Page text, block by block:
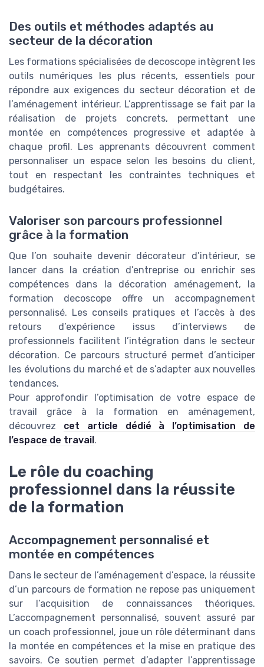
Des outils et méthodes adaptés au
secteur de la décoration
Les formations spécialisées de decoscope intègrent les
outils numériques les plus récents, essentiels pour
répondre aux exigences du secteur décoration et de
l’aménagement intérieur. L’apprentissage se fait par la
réalisation de projets concrets, permettant une
montée en compétences progressive et adaptée à
chaque profil. Les apprenants découvrent comment
personnaliser un espace selon les besoins du client,
tout en respectant les contraintes techniques et
budgétaires.
Valoriser son parcours professionnel
grâce à la formation
Que l’on souhaite devenir décorateur d’intérieur, se
lancer dans la création d’entreprise ou enrichir ses
compétences dans la décoration aménagement, la
formation decoscope offre un accompagnement
personnalisé. Les conseils pratiques et l’accès à des
retours d’expérience issus d’interviews de
professionnels facilitent l’intégration dans le secteur
décoration. Ce parcours structuré permet d’anticiper
les évolutions du marché et de s’adapter aux nouvelles
tendances.
Pour approfondir l’optimisation de votre espace de
travail grâce à la formation en aménagement,
découvrez cet article dédié à l’optimisation de
l’espace de travail.
Le rôle du coaching
professionnel dans la réussite
de la formation
Accompagnement personnalisé et
montée en compétences
Dans le secteur de l’aménagement d’espace, la réussite
d’un parcours de formation ne repose pas uniquement
sur l’acquisition de connaissances théoriques.
L’accompagnement personnalisé, souvent assuré par
un coach professionnel, joue un rôle déterminant dans
la montée en compétences et la mise en pratique des
savoirs. Ce soutien permet d’adapter l’apprentissage